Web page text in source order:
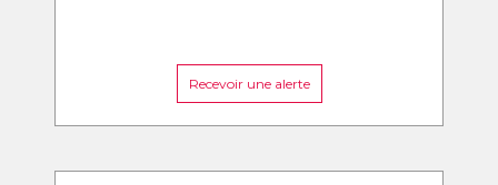
Recevoir une alerte